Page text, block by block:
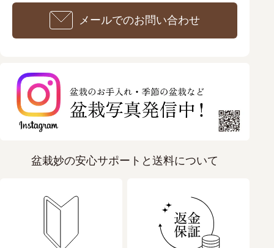
メールでのお問い合わせ
盆栽妙の安心サポートと送料について